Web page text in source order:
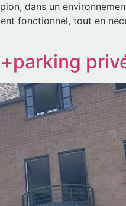
dans un
fonctionnel, tout en